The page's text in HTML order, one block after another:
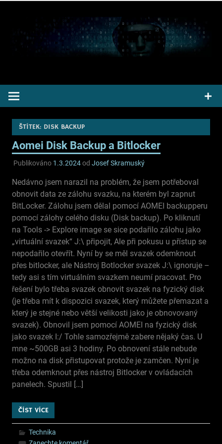
obsah
ŠTÍTEK: DISK BACKUP
Aomei Disk Backup a Bitlocker
Publikováno 1.3.2024od Josef Skramuský
Nedávno jsem narazil na problém, že jsem potřeboval
obnovit data ze zálohu svazku, na kterém byl zapnut
BitLocker. Zálohu jsem dělal pomocí AOMEI backupperu
pomocí zálohy celého disku (Disk backup). Po kliknutí
na Tools -> Explore image se sice podařilo zálohu jako
„virtuální svazek“ J:\ připojit, Ale při pokusu u přístup se
nepodařilo otevřít. Nyní by se měl svazek odemknout
přes bitlocker, ale Nástroj Botlocker svazek J:\ ignoruje –
tedy asi s tím virtuálním svazkem neumí pracovat. Pro
řešení bylo třeba svazek obnovit svazek na fyzický disk
(je třeba mít k dispozici svazek, který můžete přemazat a
který je stejné nebo větší velikosti jako je obnovovaný
svazek). Obnovil jsem pomocí AOMEI na fyzický disk
jako svazek I:/ Tohle samozřejmě zabere nějaký čas. U
mne ~500GB asi 3 hodiny. Po obnovení stále nebude
možno na disk přistupovat protože je zamčen. Nyní je
třeba odemknout přes nástroj Bitlocker v ovládacích
panelech. Spustil […]
ČÍST VÍCE
Technika